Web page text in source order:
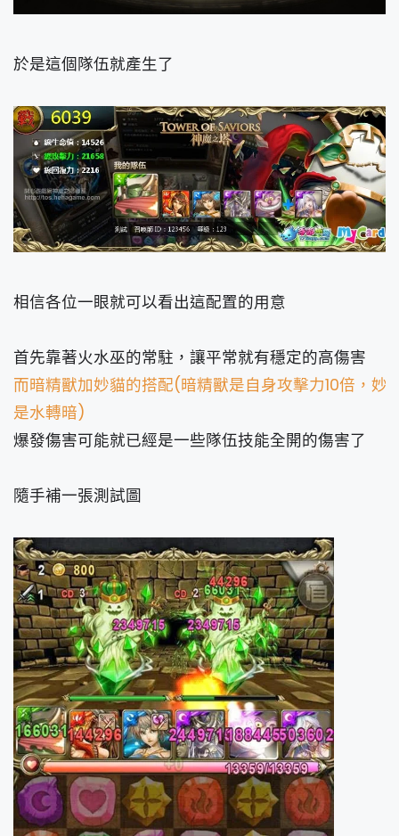
於是這個隊伍就產生了
相信各位一眼就可以看出這配置的用意
首先靠著火水巫的常駐，讓平常就有穩定的高傷害
而暗精獸加妙貓的搭配(暗精獸是自身攻擊力10倍，妙
是水轉暗)
爆發傷害可能就已經是一些隊伍技能全開的傷害了
隨手補一張測試圖